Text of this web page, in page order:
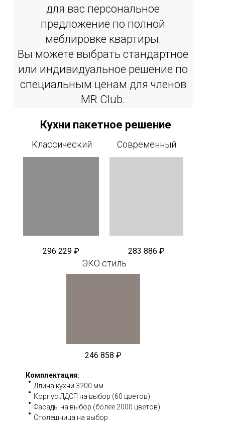
Комплектация:
Длина кухни 3200 мм
Корпус ЛДСП на выбор (60 цветов)
Фасады на выбор (более 2000 цветов)
Столешница на выбор
Кухни пакетное решение
для вас персональное
предложение по полной
меблировке квартиры.
Вы можете выбрать стандартное
или индивидуальное решение по
специальным ценам для членов
MR Сlub.
246 858 ₽
283 886 ₽
296 229 ₽
ЭКО стиль
Современный
Классический